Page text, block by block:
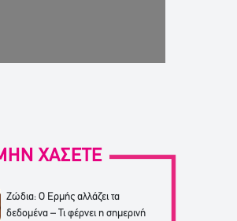
ΧΑΣΕΤΕ
Ζώδια: Ο Ερμής αλλάζει τα
δεδομένα – Τι φέρνει η σημερινή